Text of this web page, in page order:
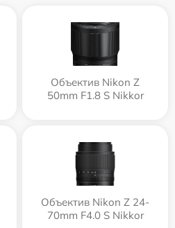
Объектив Nikon Z
50mm F1.8 S Nikkor
Объектив Nikon Z 24-
70mm F4.0 S Nikkor